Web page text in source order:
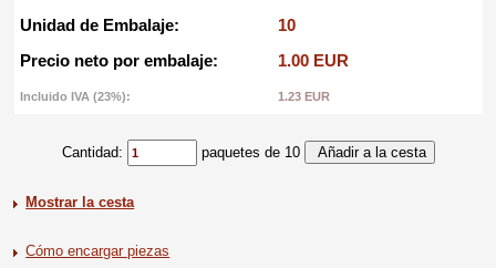
Unidad de Embalaje:
10
Precio neto por embalaje:
1.00 EUR
Incluido IVA (23%): 1.23 EUR
Cantidad: paquetes de 10
Mostrar la cesta
Cómo encargar piezas